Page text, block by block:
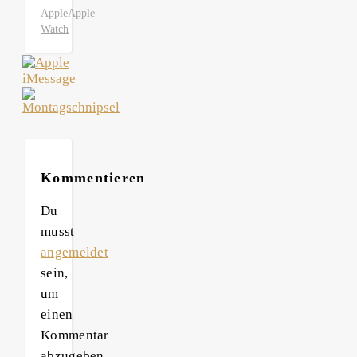
AppleApple
Watch
Kommentieren
Du
musst
angemeldet
sein,
um
einen
Kommentar